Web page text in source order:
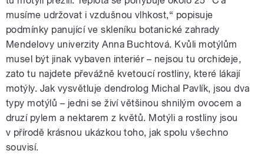
musíme udržovat i vzdušnou vlhkost,“ popisuje
podmínky panující ve skleníku botanické zahrady
Mendelovy univerzity Anna Buchtová. Kvůli motýlům
musel být jinak vybaven interiér – nejsou tu orchideje,
zato tu najdete převážně kvetoucí rostliny, které lákají
motýly. Jak vysvětluje dendrolog Michal Pavlík, jsou dva
typy motýlů – jedni se živí většinou shnilým ovocem a
druzí pylem a nektarem z květů. Motýli a rostliny jsou
v přírodě krásnou ukázkou toho, jak spolu všechno
souvisí.